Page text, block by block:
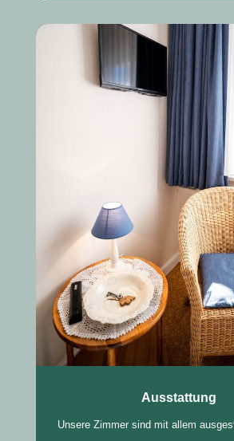
Ausstattung
Unsere Zimmer sind mit allem